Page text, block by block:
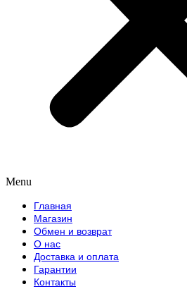
Menu
Главная
Магазин
Обмен и возврат
О нас
Доставка и оплата
Гарантии
Контакты